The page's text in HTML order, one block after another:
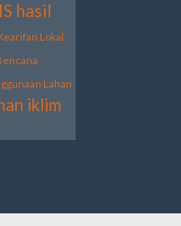
hasil
Lokal
Lahan
iklim